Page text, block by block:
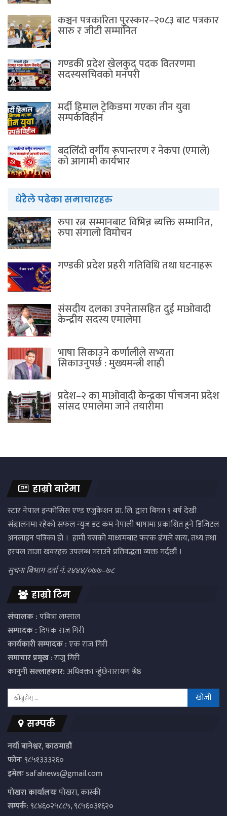
कञ्चन पत्रकारिता पुरस्कार–२०८३ बाट पत्रकार
सारु र जीटी सम्मानित
गण्डकी प्रदेश खेलकुद पदक वितरणमा
सदस्यसचिवकाे मनपरी
मर्दी हिमाल ट्रेकिङमा गएका तीन युवा
सम्पर्कविहीन
बदलिँदो वर्गीय रूपान्तरण र नेकपा (एमाले)
को आगामी कार्यभार
धेरैले पढेका समाचारहरु
रुपा रत्न सम्मानबाट विभिन्न ब्यक्ति सम्मानित,
रुपा संगालो विमोचन
गण्डकी प्रदेश प्रहरी गतिविधि तथा घटनाहरू
संसदीय दलका उपनेतासहित दुई माओवादी
केन्द्रीय सदस्य एमालेमा
भाषा सिकाउने कर्णालीले सभ्यता
सिकाउनुपर्छ : मुख्यमन्त्री शाही
प्रदेश–२ का माओवादी केन्द्रका पाँचजना प्रदेश
सांसद एमालेमा जाने तयारीमा
हाम्रो बारेमा
स्टार नेपाल इन्फोसिस एण्ड एजुकेशन प्रा. लि. द्वारा बिगत ९ बर्ष देखी
संञ्चालनमा रहेको सफल न्युज डट कम नेपाली भाषामा प्रकाशित हुने डिजिटल
अनलाइन पत्रिका हो । हामी यसको माध्यमबाट फरक ढंगले सत्य, तथ्य तथा
हरपल ताजा खवरहरु उपलब्ध गराउने प्रतिवद्धता व्यक्त गर्दछौं ।
सुचना बिभाग दर्ता नं. २४४४/०७७–७८
हाम्रो टिम
संचालक :पबित्रा लम्साल
सम्पादक :दिपक राज गिरी
कार्यकारी सम्पादक :एक राज गिरी
समाचार प्रमुख: राजु गिरी
कानुनी सल्लाहकार:अधिवक्ता न्हुंछेनारायण श्रेष्ठ
सम्पर्क
नयाँ बानेश्वर, काठमाडौं
फोनः९८५१३३३२६०
इमेलःsafalnews@gmail.com
पाेखरा कार्यालयःपोखरा, कास्की
सम्पर्क:९८४६०२५८८५, ९८५६०३१६२०